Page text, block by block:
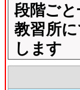
段階ご
教習所
します